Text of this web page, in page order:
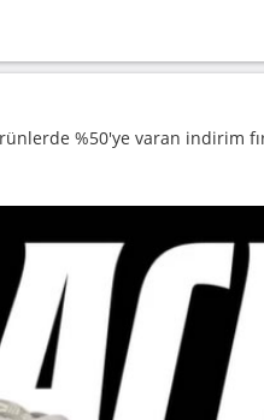
%50'ye varan indirim